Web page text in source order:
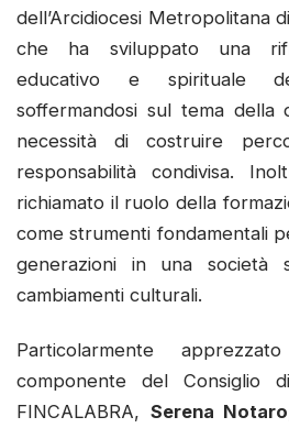
dell’Arcidiocesi Metropolitana
che ha sviluppato una
educativo e spirituale
soffermandosi sul tema della
necessità di costruire
responsabilità condivisa.
richiamato il ruolo della
come strumenti fondamentali
generazioni in una società
cambiamenti culturali.
Particolarmente
componente del Consiglio
FINCALABRA, Serena Notaro